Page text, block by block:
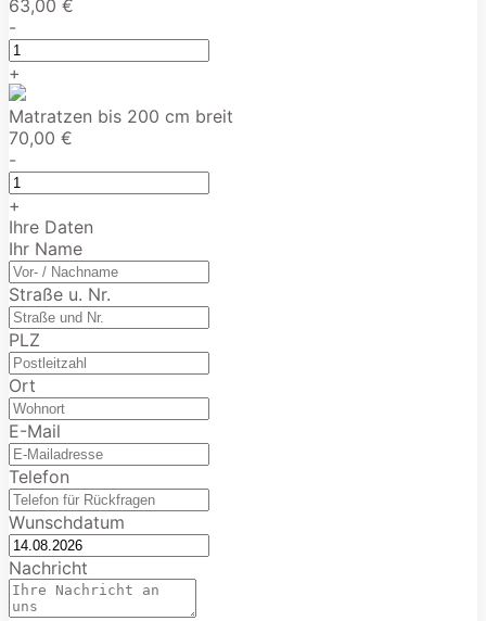
63,00 €
-
+
Matratzen bis 200 cm breit
70,00 €
-
+
Ihre Daten
Ihr Name
Straße u. Nr.
PLZ
Ort
E-Mail
Telefon
Wunschdatum
Nachricht